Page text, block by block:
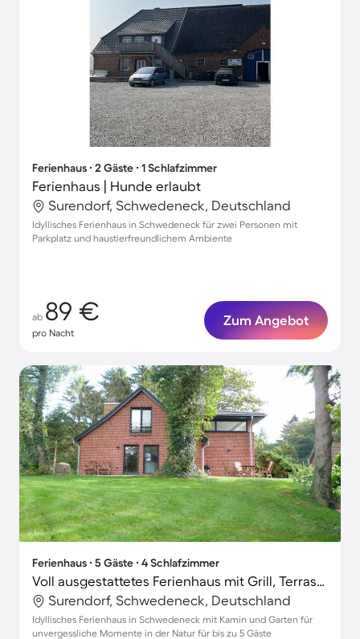
Ferienhaus ∙ 2 Gäste ∙ 1 Schlafzimmer
Ferienhaus | Hunde erlaubt
Surendorf, Schwedeneck, Deutschland
Idyllisches Ferienhaus in Schwedeneck für zwei Personen mit
Parkplatz und haustierfreundlichem Ambiente
ab 89 €
pro Nacht
Zum Angebot
Ferienhaus ∙ 5 Gäste ∙ 4 Schlafzimmer
Voll ausgestattetes Ferienhaus mit Grill, Terrasse und Garten
Surendorf, Schwedeneck, Deutschland
Idyllisches Ferienhaus in Schwedeneck mit Kamin und Garten für
unvergessliche Momente in der Natur für bis zu 5 Gäste